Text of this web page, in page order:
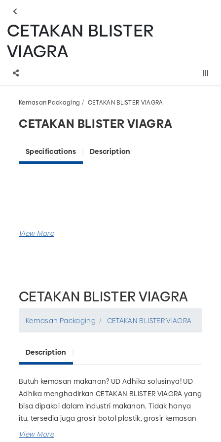
CETAKAN BLISTER
VIAGRA
Kemasan Packaging CETAKAN BLISTER VIAGRA
CETAKAN BLISTER VIAGRA
Specifications Description
CETAKAN BLISTER VIAGRA
Kemasan Packaging CETAKAN BLISTER VIAGRA
Description
Butuh kemasan makanan? UD Adhika solusinya! UD
Adhika menghadirkan CETAKAN BLISTER VIAGRA yang
bisa dipakai dalam industri makanan. Tidak hanya
itu, tersedia juga grosir botol plastik, grosir kemasan
farmasi, grosir kemasan rumah tangga dan masih